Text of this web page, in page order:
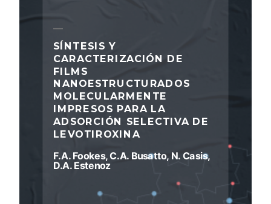
SÍNTESIS Y
CARACTERIZACIÓN DE
FILMS
NANOESTRUCTURADOS
MOLECULARMENTE
IMPRESOS PARA LA
ADSORCIÓN SELECTIVA DE
LEVOTIROXINA
F.A. Fookes, C.A. Busatto, N. Casis,
D.A. Estenoz